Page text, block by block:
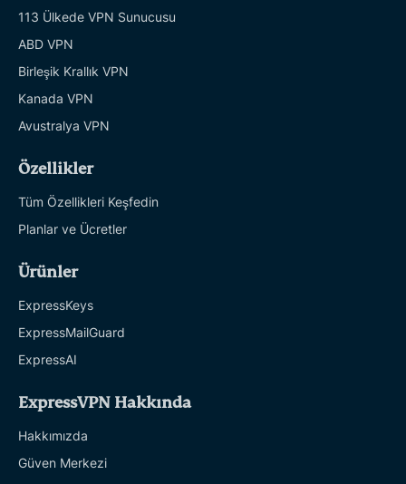
113 Ülkede VPN Sunucusu
ABD VPN
Birleşik Krallık VPN
Kanada VPN
Avustralya VPN
Özellikler
Tüm Özellikleri Keşfedin
Planlar ve Ücretler
Ürünler
ExpressKeys
ExpressMailGuard
ExpressAI
ExpressVPN Hakkında
Hakkımızda
Güven Merkezi